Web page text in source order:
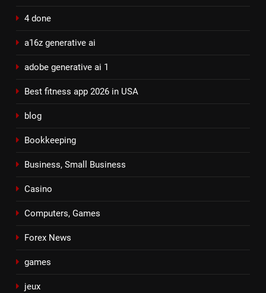
4 done
a16z generative ai
adobe generative ai 1
Best fitness app 2026 in USA
blog
Bookkeeping
Business, Small Business
Casino
Computers, Games
Forex News
games
jeux